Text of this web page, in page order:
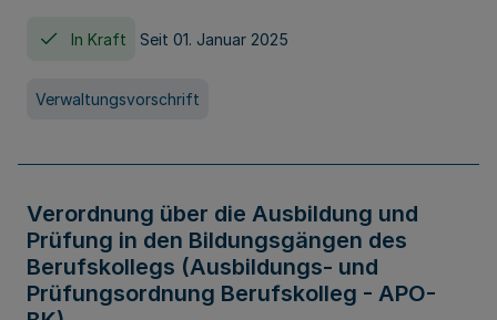
In Kraft Seit 01. Januar 2025
Verwaltungsvorschrift
Verordnung über die Ausbildung und
Prüfung in den Bildungsgängen des
Berufskollegs (Ausbildungs- und
Prüfungsordnung Berufskolleg - APO-